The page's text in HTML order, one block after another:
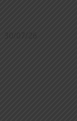
30/07/26